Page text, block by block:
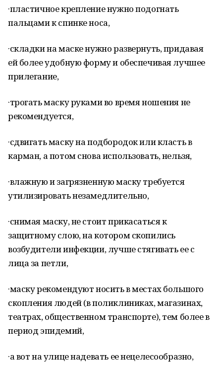
·пластичное крепление нужно подогнать
пальцами к спинке носа,
·складки на маске нужно развернуть, придавая
ей более удобную форму и обеспечивая лучшее
прилегание,
·трогать маску руками во время ношения не
рекомендуется,
·сдвигать маску на подбородок или класть в
карман, а потом снова использовать, нельзя,
·влажную и загрязненную маску требуется
утилизировать незамедлительно,
·снимая маску, не стоит прикасаться к
защитному слою, на котором скопились
возбудители инфекции, лучше стягивать ее с
лица за петли,
·маску рекомендуют носить в местах большого
скопления людей (в поликлиниках, магазинах,
театрах, общественном транспорте), тем более в
период эпидемий,
·а вот на улице надевать ее нецелесообразно,